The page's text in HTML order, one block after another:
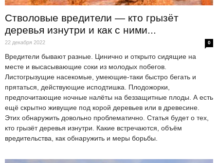
Стволовые вредители — кто грызёт
деревья изнутри и как с ними...
22 декабря 2022 0
Вредители бывают разные. Цинично и открыто сидящие на
месте и высасывающие соки из молодых побегов.
Листогрызущие насекомые, умеющие-таки быстро бегать и
прятаться, действующие исподтишка. Плодожорки,
предпочитающие ночные налёты на беззащитные плоды. А есть
ещё скрытно живущие под корой деревьев или в древесине.
Этих обнаружить довольно проблематично. Статья будет о тех,
кто грызёт деревья изнутри. Какие встречаются, объём
вредительства, как обнаружить и меры борьбы.